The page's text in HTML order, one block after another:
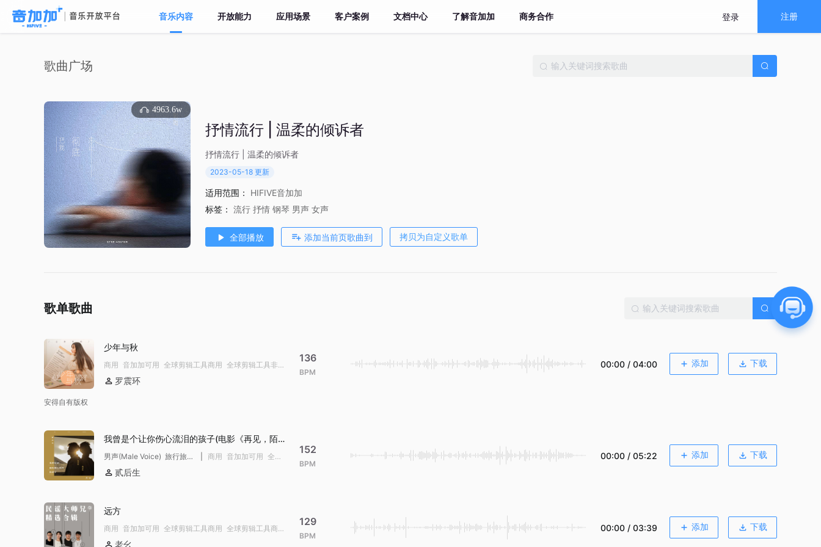
音乐内容 开放能力 应用场景 客户案例 文档中心 了解音加加 商务合作 登录 注册
歌曲广场
4963.6w
抒情流行 | 温柔的倾诉者
抒情流行 | 温柔的倾诉者
2023-05-18 更新
适用范围：
HIFIVE音加加
标签： 流行 抒情 钢琴 男声 女声
全部播放 添加当前页歌曲到 拷贝为自定义歌单
歌单歌曲
少年与秋
商用 音加加可用 全球剪辑工具商用 全球剪辑工具非商
用模板不下架
罗震环
136
BPM
00:00 / 04:00 添加 下载
安得自有版权
我曾是个让你伤心流泪的孩子(电影《再见，陌生
人》主题曲)
男声(Male Voice) 旅行旅
拍 情景剧 时代剧 悲伤
(Nostalgic) 温暖(Warm) 钢
琴(Piano) Pad 鼓
(Drums) 贝斯(Bass) 原声
吉他(Acoustic Guitar) 口琴
商用 音加加可用 全球
贰后生
152
BPM
00:00 / 05:22 添加 下载
远方
商用 音加加可用 全球剪辑工具商用 全球剪辑工具商用
YTB不拦截
老幺
129
BPM
00:00 / 03:39 添加 下载